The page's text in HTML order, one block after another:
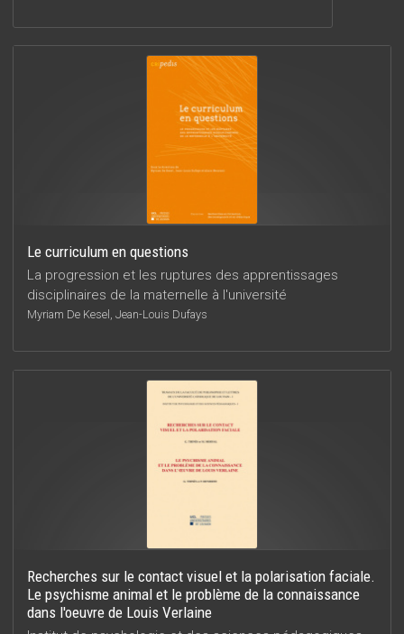
Le curriculum en questions
La progression et les ruptures des apprentissages
disciplinaires de la maternelle à l'université
Myriam De Kesel, Jean-Louis Dufays
Recherches sur le contact visuel et la polarisation faciale.
Le psychisme animal et le problème de la connaissance
dans l'oeuvre de Louis Verlaine